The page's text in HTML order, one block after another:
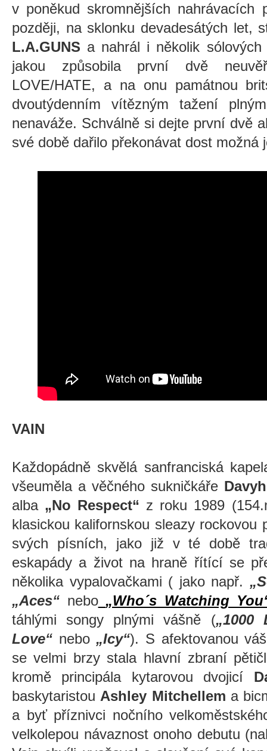
v poněkud skromnějších nahrávacích
později, na sklonku devadesátých let,
L.A.GUNS a nahrál i několik
jakou způsobila první dvě
LOVE/HATE, a na onu památnou
dvoutýdenním vítězným tažení
nenaváže. Schválně si dejte první dvě
své době dařilo překonávat dost možná
VAIN
Každopádně skvělá sanfranciská
všeuměla a věčného sukničkáře
alba „No Respect“ z roku 1989
klasickou kalifornskou sleazy rockovou
svých písních, jako již v té době
eskapády a život na hraně řítící se
několika vypalovačkami ( jako např.
„Aces“ nebo „Who´s Watching
táhlými songy plnými vášně („1000
Love“ nebo „Icy“). S afektovanou
se velmi brzy stala hlavní zbraní
kromě principála kytarovou dvojicí
baskytaristou Ashley Mitchellem a
a byť příznivci nočního
velkolepou návaznost onoho debutu